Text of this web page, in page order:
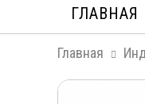
ГЛАВНАЯ
Главная